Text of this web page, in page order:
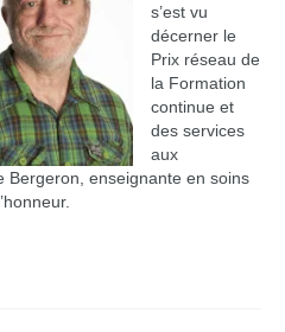
s’est vu
décerner le
Prix réseau de
la Formation
continue et
des services
aux
Bergeron, enseignante en soins